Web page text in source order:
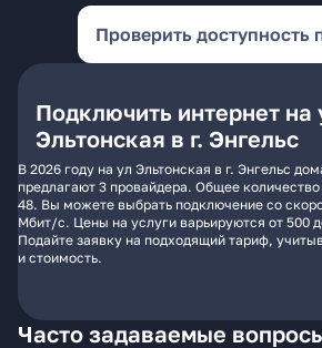
Проверить доступность
Подключить интернет на
Эльтонская в г. Энгельс
В 2026 году на ул Эльтонская в г. Энгельс
предлагают 3 провайдера. Общее
48. Вы можете выбрать подключение со
Мбит/с. Цены на услуги варьируются от 500
Подайте заявку на подходящий тариф,
и стоимость.
Часто задаваемые